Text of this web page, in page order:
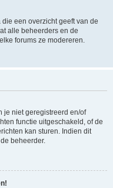
een overzicht geeft van de
alle beheerders en de
forums ze modereren.
je niet geregistreerd en/of
functie uitgeschakeld, of de
kan sturen. Indien dit
beheerder.